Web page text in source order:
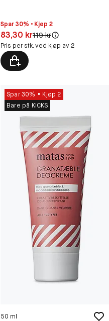
Spar 30% • Kjøp 2
Pris: 83,30 kr
83,30 krOriginal pris:
119 kr
Pris per stk. ved kjøp av 2
Spar 30%
Kjøp 2
Bare på KICKS
50 ml